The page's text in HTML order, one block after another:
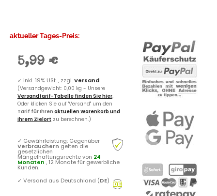
aktueller Tages-Preis:
5,99 €
✓ inkl. 19% USt. , zzgl.Versand
(Versandgewicht: 0,00 kg - Unsere
Versandtarif-Tabelle finden Sie hier.
Oder klicken Sie auf "Versand" um den
Tarif für Ihren aktuellen Warenkorb und
Ihrem Zielort zu berechnen.)
✓ Gewährleistung: Gegenüber
Verbrauchern gelten die
gesetzlichen
Mängelhaftungsrechte von 24
Monaten , 12 Monate für gewerbliche
Kunden.
✓ Versand aus Deutschland (DE)